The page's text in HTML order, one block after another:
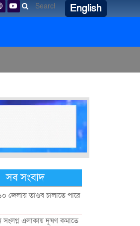
English
সব সংবাদ
জেলায় তাণ্ডব চালাতে পারে
সংলগ্ন এলাকায় দূষণ কমাতে